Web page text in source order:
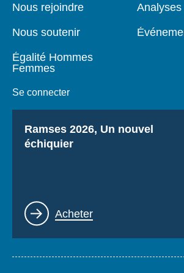
Nous rejoindre
Nous soutenir
Égalité Hommes
Femmes
Se connecter
Analyses
Titre
Ramses 2026, Un nouvel
échiquier
Lien
Acheter